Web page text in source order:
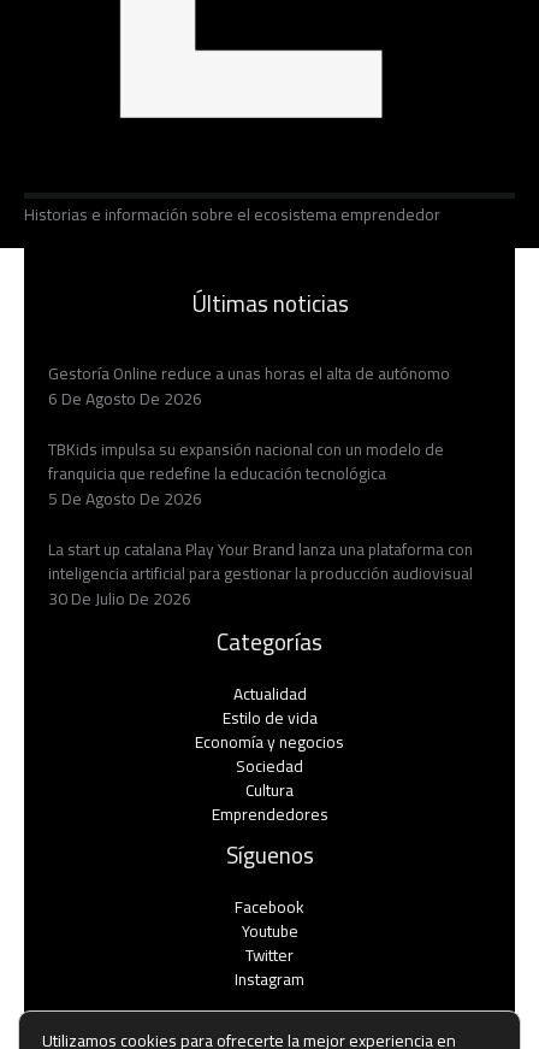
Historias e información sobre el ecosistema emprendedor
Últimas noticias
Gestoría Online reduce a unas horas el alta de autónomo
6 De Agosto De 2026
TBKids impulsa su expansión nacional con un modelo de
franquicia que redefine la educación tecnológica
5 De Agosto De 2026
La start up catalana Play Your Brand lanza una plataforma con
inteligencia artificial para gestionar la producción audiovisual
30 De Julio De 2026
Categorías
Actualidad
Estilo de vida
Economía y negocios​
Sociedad
Cultura
Emprendedores
Síguenos
Facebook
Youtube
Twitter
Instagram
Utilizamos cookies para ofrecerte la mejor experiencia en